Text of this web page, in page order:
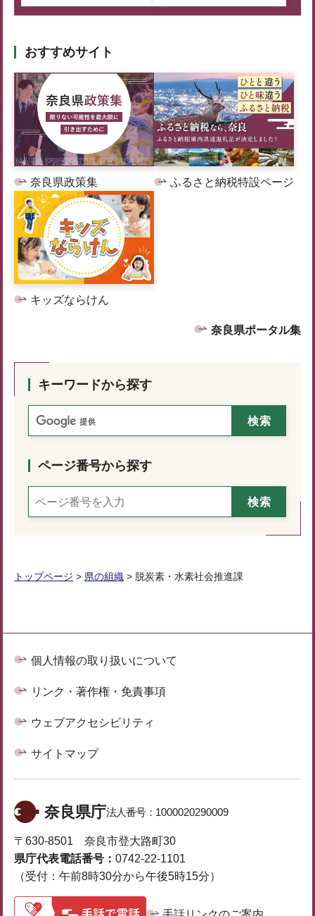
おすすめサイト
奈良県政策集 ふるさと納税特設ページ
キッズならけん
奈良県ポータル集
キーワードから探す
ページ番号から探す
トップページ > 県の組織 > 脱炭素・水素社会推進課
個人情報の取り扱いについて
リンク・著作権・免責事項
ウェブアクセシビリティ
サイトマップ
奈良県庁法人番号： 1000020290009
〒630-8501 奈良市登大路町30
県庁代表電話番号： 0742-22-1101
（受付：午前8時30分から午後5時15分）